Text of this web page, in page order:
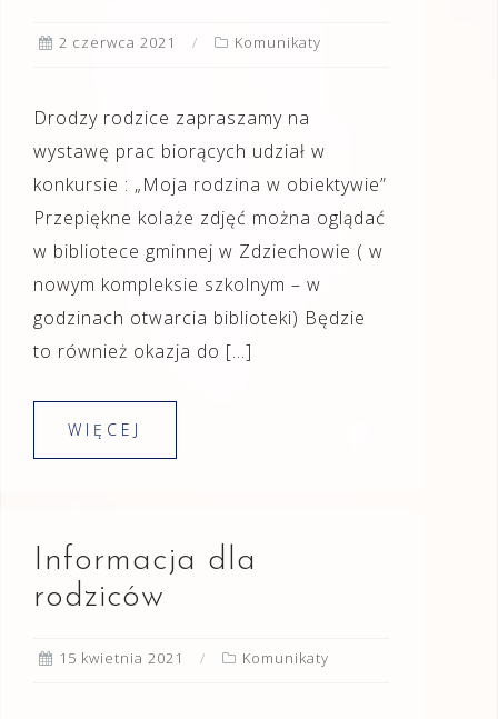
2 czerwca 2021 Komunikaty
Drodzy rodzice zapraszamy na
wystawę prac biorących udział w
konkursie : „Moja rodzina w obiektywie”
Przepiękne kolaże zdjęć można oglądać
w bibliotece gminnej w Zdziechowie ( w
nowym kompleksie szkolnym – w
godzinach otwarcia biblioteki) Będzie
to również okazja do […]
WIĘCEJ
Informacja dla
rodziców
15 kwietnia 2021 Komunikaty